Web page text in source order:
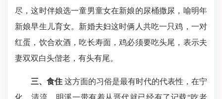
尽，这时伴娘选一童男童女在新娘的尿桶撒尿，喻明年
新娘早生儿育女。新婚夫妇这时俩人共吃一只鸡，一对
红蛋，饮合欢酒，吃长寿面，鸡必须要吃头尾，表示夫
妻双双白头偕老，有头有尾。
三、食住 这方面的习俗是最有时代的代表性，在宁
化、清流、明溪一带有着从晋代就已经有了记载“吃老